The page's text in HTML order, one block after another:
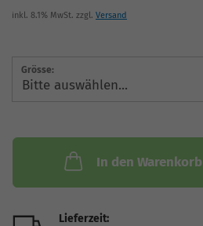
inkl. 8.1% MwSt. zzgl. Versand
Grösse:
In den Warenkorb
Lieferzeit: